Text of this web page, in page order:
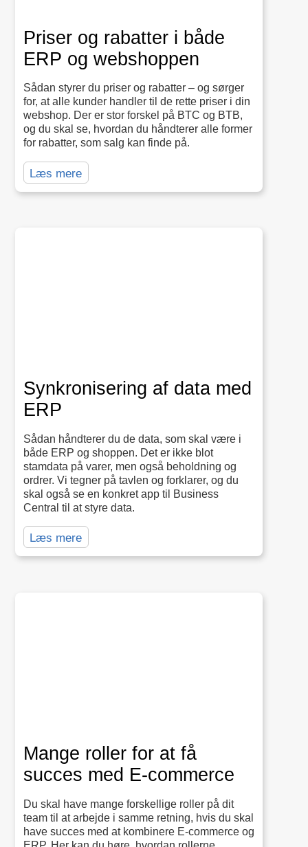
Priser og rabatter i både
ERP og webshoppen
Sådan styrer du priser og rabatter – og sørger
for, at alle kunder handler til de rette priser i din
webshop. Der er stor forskel på BTC og BTB,
og du skal se, hvordan du håndterer alle former
for rabatter, som salg kan finde på.
Læs mere
Synkronisering af data med
ERP
Sådan håndterer du de data, som skal være i
både ERP og shoppen. Det er ikke blot
stamdata på varer, men også beholdning og
ordrer. Vi tegner på tavlen og forklarer, og du
skal også se en konkret app til Business
Central til at styre data.
Læs mere
Mange roller for at få
succes med E‑commerce
Du skal have mange forskellige roller på dit
team til at arbejde i samme retning, hvis du skal
have succes med at kombinere E-commerce og